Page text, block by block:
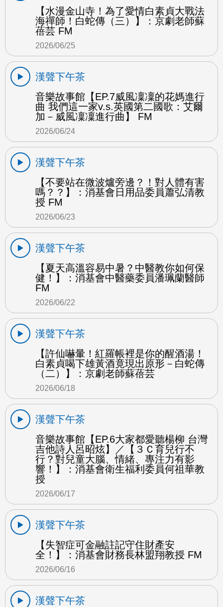
【水漫金山寺！為了愛情白素貞大戰法
海禪師！白蛇傳（三）】：京劇老師蘇
蓓芸 FM
2026/06/25
漢聲下午茶
音樂故事館【EP.7威風凜凜的花媽進行
曲 我們這一家v.s.英國第二國歌：艾爾
加－威風凜凜進行曲】 FM
2026/06/24
漢聲下午茶
【不要站在微波爐旁邊？！對人體有害
嗎？？】：消基會日用品委員蕭弘清教
授 FM
2026/06/23
漢聲下午茶
【夏天高溫容易中暑？中醫教你如何保
健！】：消基會中醫藥委員潘珮蘭醫師
FM
2026/06/22
漢聲下午茶
【許仙嚇暈！紅羅帳裡是你的醒酒湯！
白素貞喝下雄黃酒竟現出原形－白蛇傳
（二）】：京劇老師蘇蓓芸
2026/06/18
漢聲下午茶
音樂故事館【EP.6大家都愛聽楊柳 台灣
吉他詩人呂昭炫】／【３Ｃ育兒行不
行？對兒童大腦、情緒、專注力有影
響！】：消基會衛生福利委員何祖華教
授
2026/06/17
漢聲下午茶
【失智症可金融註記守住財產安
全！】：消基會財務長林盟翔教授 FM
2026/06/16
漢聲下午茶